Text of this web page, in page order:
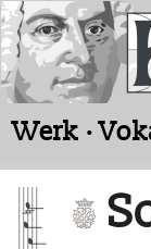
Werk ·